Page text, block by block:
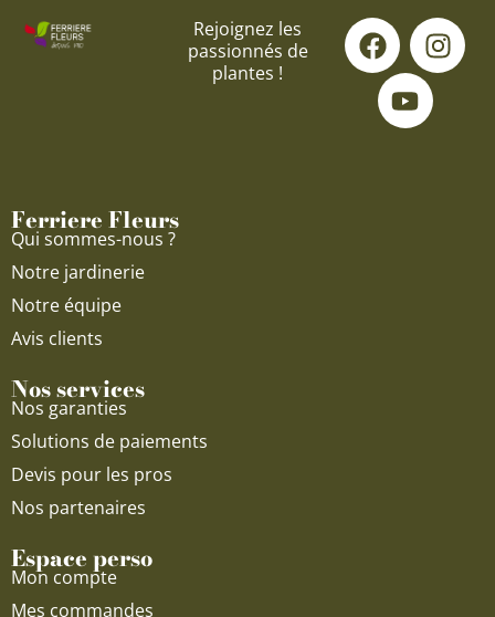
Rejoignez les
passionnés de
plantes !
F
a
c
e
I
n
s
Y
o
u
t
u
Ferriere Fleurs
Qui sommes-nous ?
Notre jardinerie
Notre équipe
Avis clients
Nos services
Nos garanties
Solutions de paiements
Devis pour les pros
Nos partenaires
Espace perso
Mon compte
Mes commandes